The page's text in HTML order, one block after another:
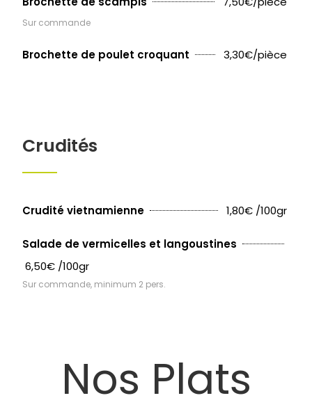
Sur commande
Brochette de poulet croquant 3,30€/pièce
Crudités
Crudité vietnamienne 1,80€ /100gr
Salade de vermicelles et langoustines
6,50€ /100gr
Sur commande, minimum 2 pers.
Nos Plats